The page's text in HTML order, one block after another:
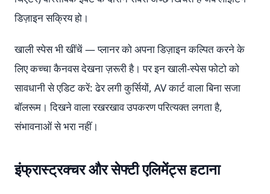
डिज़ाइन सक्रिय हो।
खाली स्पेस भी खींचें — प्लानर को अपना डिज़ाइन कल्पित करने के
लिए कच्चा कैनवस देखना ज़रूरी है। पर इन खाली-स्पेस फोटो को
सावधानी से एडिट करें: ढेर लगी कुर्सियों, AV कार्ट वाला बिना सजा
बॉलरूम। दिखने वाला रखरखाव उपकरण परित्यक्त लगता है,
संभावनाओं से भरा नहीं।
इंफ्रास्ट्रक्चर और सेफ्टी एलिमेंट्स हटाना